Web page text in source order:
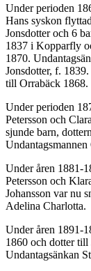
Under perioden
Hans syskon
Jonsdotter och 6
1837 i Kopparfly
1870.
Jonsdotter, f.
till Orrabäck 1868.
Under perioden
Petersson och
sjunde barn,
Under åren 1881-
Petersson och
Johansson var nu
Adelina Charlotta.
Under åren 1891-
1860 och dotter
Undantagsänkan